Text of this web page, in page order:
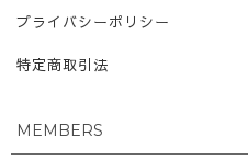
プライバシーポリシー
特定商取引法
MEMBERS